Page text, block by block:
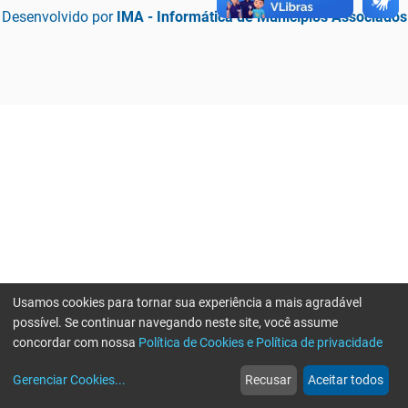
Desenvolvido por IMA - Informática de Municípios Associados
web
Notícias
more_horiz
Mais
Usamos cookies para tornar sua experiência a mais agradável
possível. Se continuar navegando neste site, você assume
concordar com nossa Política de Cookies e Política de privacidade
Gerenciar Cookies... Recusar Aceitar todos
Erro ao enviar informações, por favor tente novamente